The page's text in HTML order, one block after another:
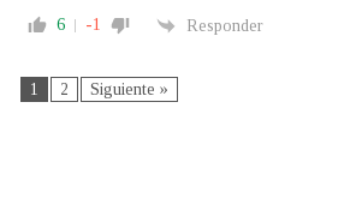
6 -1 Responder
1 2 Siguiente »